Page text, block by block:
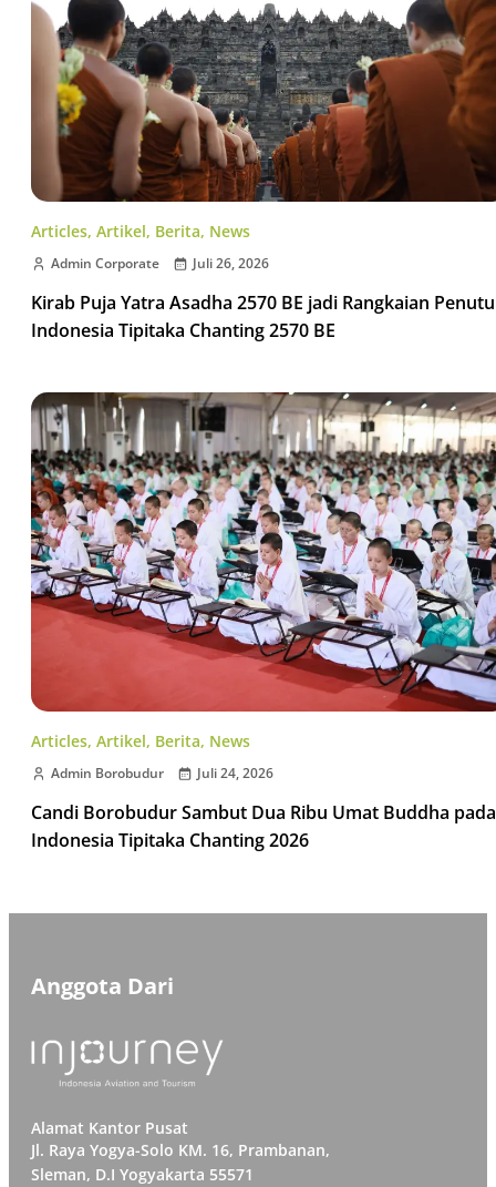
Articles, Artikel, Berita, News
Admin Corporate Juli 26, 2026
Kirab Puja Yatra Asadha 2570 BE jadi Rangkaian
Indonesia Tipitaka Chanting 2570 BE
Articles, Artikel, Berita, News
Admin Borobudur Juli 24, 2026
Candi Borobudur Sambut Dua Ribu Umat Buddha pada
Indonesia Tipitaka Chanting 2026
Anggota Dari
Alamat Kantor Pusat
Jl. Raya Yogya-Solo KM. 16, Prambanan,
Sleman, D.I Yogyakarta 55571